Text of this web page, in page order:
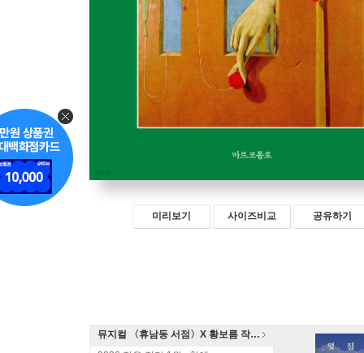
미리보기 사이즈비교 공유하기
뮤지컬 〈휴남동 서점〉X 황보름 작가 북토크